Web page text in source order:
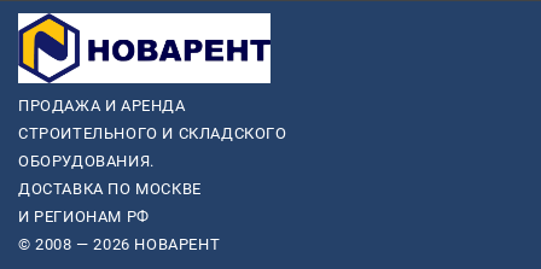
ПРОДАЖА И АРЕНДА
СТРОИТЕЛЬНОГО И СКЛАДСКОГО
ОБОРУДОВАНИЯ.
ДОСТАВКА ПО МОСКВЕ
И РЕГИОНАМ РФ
© 2008 — 2026 НОВАРЕНТ